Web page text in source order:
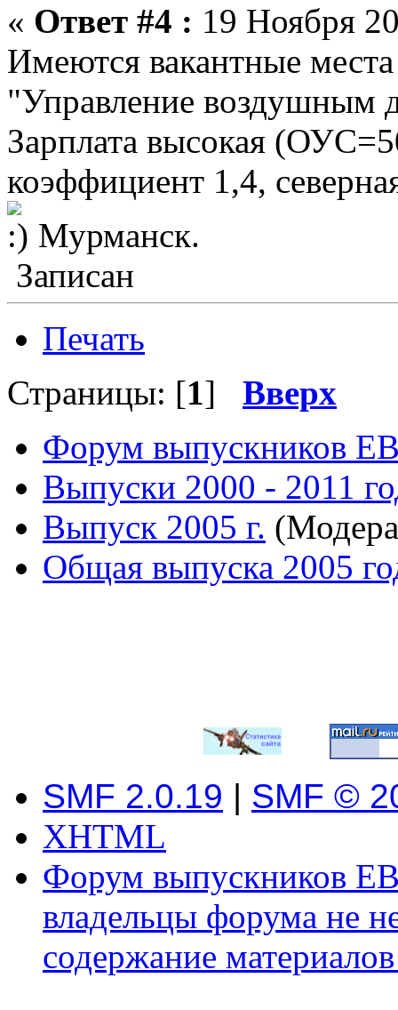
« Ответ #4 : 19 Ноября
Имеются вакантные
"Управление воздушным
Зарплата высокая
коэффициент 1,4,
Мурманск.
Записан
Печать
Страницы: [1] Вверх
Форум выпускников
Выпуски 2000 - 2011
Выпуск 2005 г.
Общая выпуска 2005
SMF 2.0.19 | SMF ©
XHTML
Форум выпускников
владельцы форума не
содержание